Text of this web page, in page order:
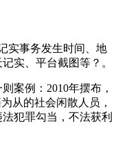
事务发生时间、地
实、平台截图等？。
例：2010年摆布，
从的社会闲散人员，
犯罪勾当，不法获利